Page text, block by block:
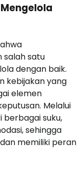
salah satu
dengan baik.
kebijakan yang
elemen
Melalui
berbagai suku,
sehingga
memiliki peran